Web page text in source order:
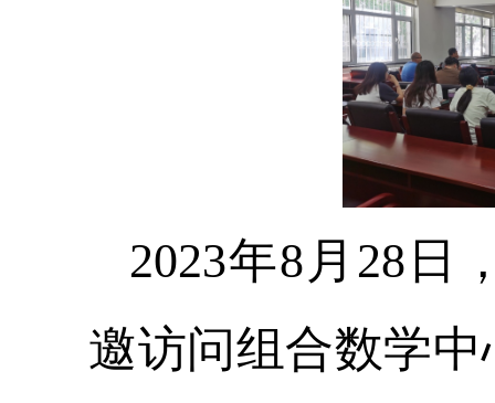
2023年8 月 28 日
邀访问组合数学